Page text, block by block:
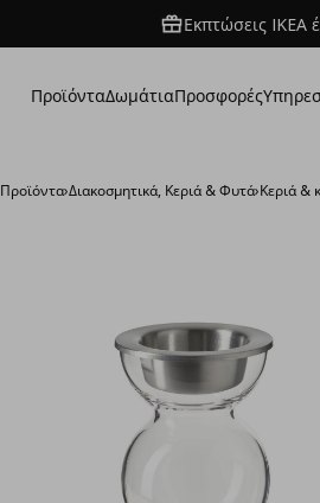
Εκπτώσεις IKEA
ΠροϊόνταΔωμάτιαΠροσφορές
Προϊόντα›Διακοσμητικά, Κεριά & Φυτά›Κεριά &